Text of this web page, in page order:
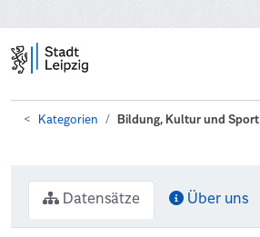
Kategorien Bildung, Kultur und Sport
Datensätze Über uns